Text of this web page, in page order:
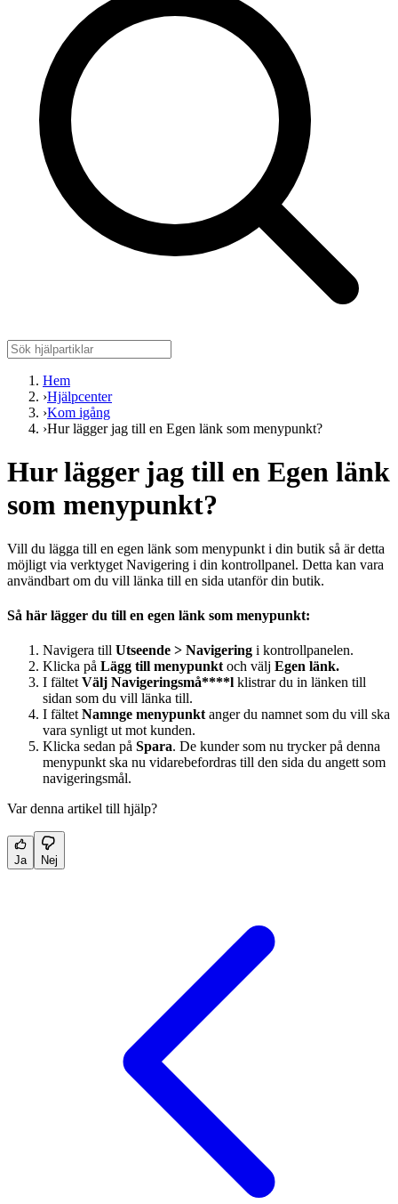
Hem
›Hjälpcenter
›Kom igång
›Hur lägger jag till en Egen länk som menypunkt?
Hur lägger jag till en Egen länk
som menypunkt?
Vill du lägga till en egen länk som menypunkt i din butik så är detta
möjligt via verktyget Navigering i din kontrollpanel. Detta kan vara
användbart om du vill länka till en sida utanför din butik.
Så här lägger du till en egen länk som menypunkt:
Navigera till Utseende > Navigering i kontrollpanelen.
Klicka på Lägg till menypunktoch välj Egen länk.
I fältetVälj Navigeringsmå****l klistrar du in länken till
sidan som du vill länka till.
I fältetNamnge menypunktanger du namnet som du vill ska
vara synligt ut mot kunden.
Klicka sedan på Spara. De kunder som nu trycker på denna
menypunkt ska nu vidarebefordras till den sida du angett som
navigeringsmål.
Var denna artikel till hjälp?
Ja Nej